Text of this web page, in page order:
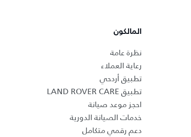
المالكون
نظرة عامة
رعاية العملاء
تطبيق أردحي
تطبيق LAND ROVER CARE
احجز موعد صيانة
خدمات الصيانة الدورية
دعم رقمي متكامل